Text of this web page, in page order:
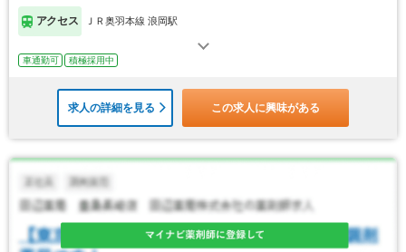
アクセス ＪＲ奥羽本線 浪岡駅
車通勤可 積極採用中
求人の詳細を見る この求人に興味がある